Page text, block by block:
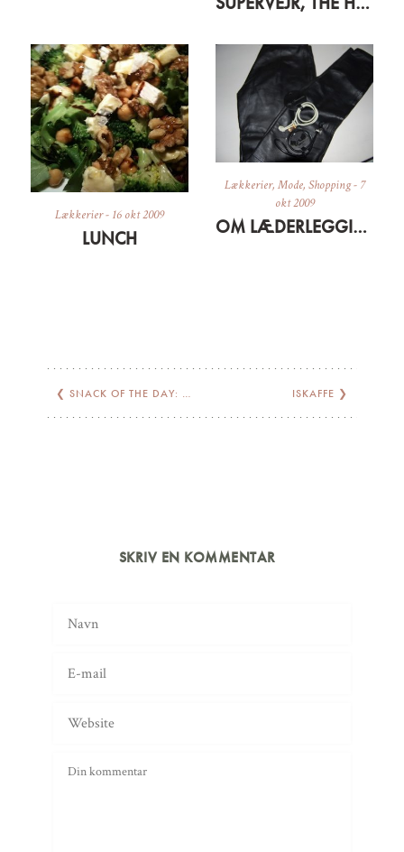
Lækkerier- 16 okt 2009
LUNCH
Lækkerier, Mode, Shopping- 7
okt 2009
OM LÆDERLEGGINS OG GRÆSKARSUPPE
❮ SNACK OF THE DAY: QUICKIE FRO YO ISKAFFE ❯
SKRIV EN KOMMENTAR